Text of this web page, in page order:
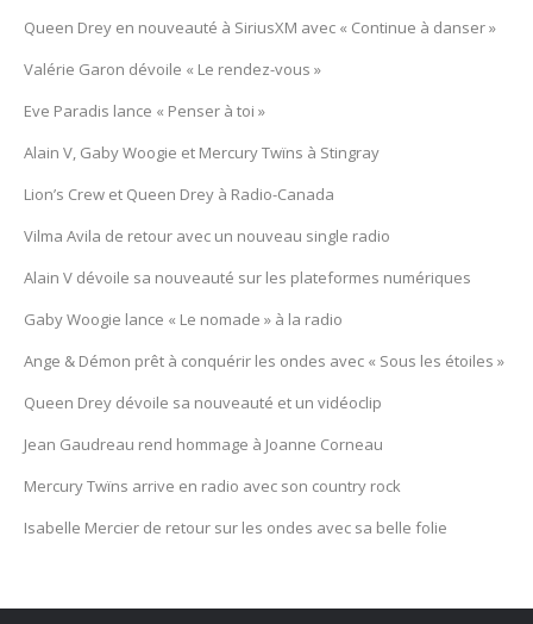
Queen Drey en nouveauté à SiriusXM avec « Continue à danser »
Valérie Garon dévoile « Le rendez-vous »
Eve Paradis lance « Penser à toi »
Alain V, Gaby Woogie et Mercury Twïns à Stingray
Lion’s Crew et Queen Drey à Radio-Canada
Vilma Avila de retour avec un nouveau single radio
Alain V dévoile sa nouveauté sur les plateformes numériques
Gaby Woogie lance « Le nomade » à la radio
Ange & Démon prêt à conquérir les ondes avec « Sous les étoiles »
Queen Drey dévoile sa nouveauté et un vidéoclip
Jean Gaudreau rend hommage à Joanne Corneau
Mercury Twïns arrive en radio avec son country rock
Isabelle Mercier de retour sur les ondes avec sa belle folie